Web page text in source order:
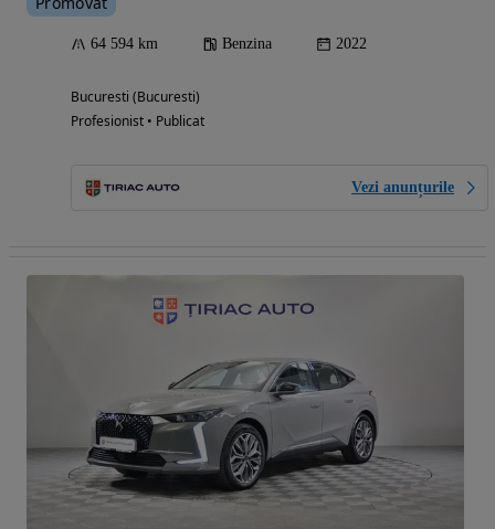
64 594 km Benzina 2022
Bucuresti (Bucuresti)
Profesionist • Publicat
Vezi anunțurile